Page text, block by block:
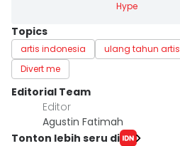
Hype
Topics
artis indonesia ulang tahun artis
Divert me
Editorial Team
Editor
Agustin Fatimah
Tonton lebih seru di